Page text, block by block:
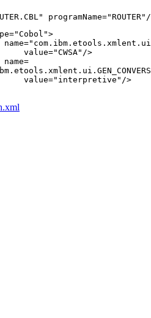
value="CWSA"/>
name=
value="interpretive"/>